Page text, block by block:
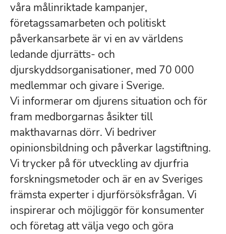
våra målinriktade kampanjer,
företagssamarbeten och politiskt
påverkansarbete är vi en av världens
ledande djurrätts- och
djurskyddsorganisationer, med 70 000
medlemmar och givare i Sverige.
Vi informerar om djurens situation och för
fram medborgarnas åsikter till
makthavarnas dörr. Vi bedriver
opinionsbildning och påverkar lagstiftning.
Vi trycker på för utveckling av djurfria
forskningsmetoder och är en av Sveriges
främsta experter i djurförsöksfrågan. Vi
inspirerar och möjliggör för konsumenter
och företag att välja vego och göra